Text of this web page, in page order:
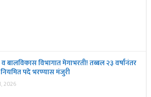
बालविकास विभागात मेगाभरती! तब्बल २३ वर्षांनंतर
पदे भरण्यास मंजुरी
2026